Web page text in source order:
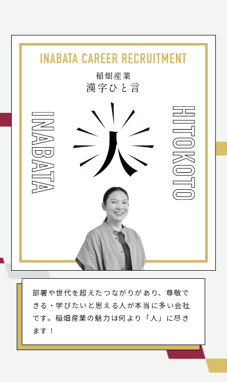
稲畑産業
漢字ひと言
部署や世代を超えたつながりがあり、尊敬で
きる・学びたいと思える人が本当に多い会社
です。稲畑産業の魅力は何より「人」に尽き
ます！